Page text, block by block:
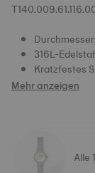
316L-
Kratzfestes
Mehr anzeigen
Alle